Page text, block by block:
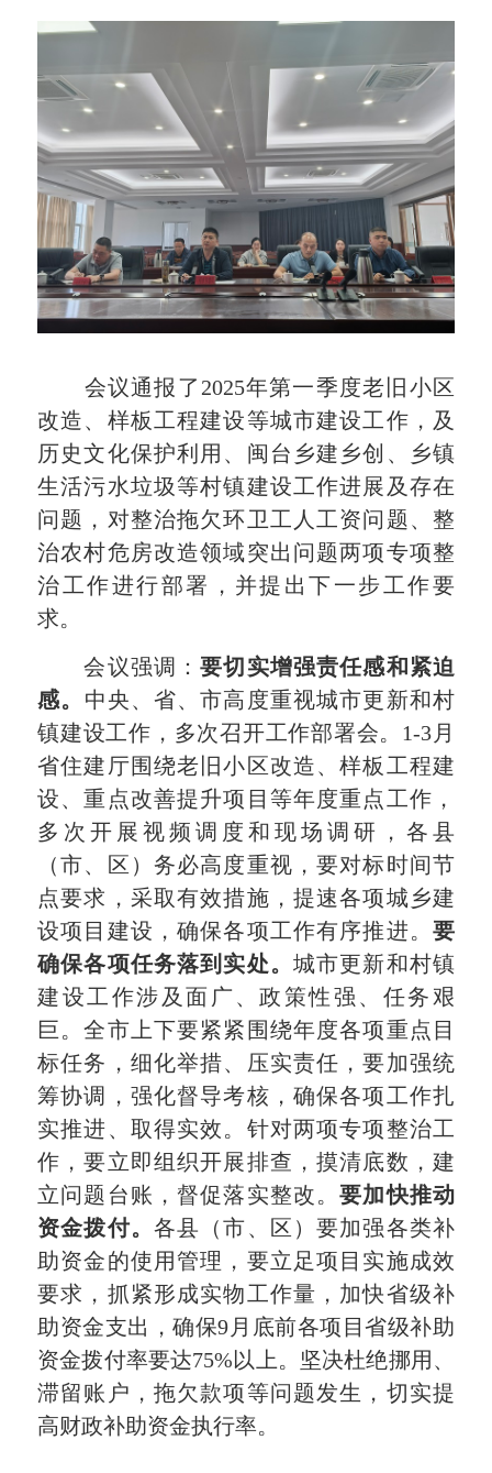
会议通报了2025年第一季度老旧小区
改造、样板工程建设等城市建设工作，及
历史文化保护利用、闽台乡建乡创、乡镇
生活污水垃圾等村镇建设工作进展及存在
问题，对整治拖欠环卫工人工资问题、整
治农村危房改造领域突出问题两项专项整
治工作进行部署，并提出下一步工作要
求。
会议强调：要切实增强责任感和紧迫
感。 中央、省、市高度重视城市更新和村
镇建设工作，多次召开工作部署会。1-3月
省住建厅围绕老旧小区改造、样板工程建
设、重点改善提升项目等年度重点工作，
多次开展视频调度和现场调研，各县
（市、区）务必高度重视，要对标时间节
点要求，采取有效措施，提速各项城乡建
设项目建设，确保各项工作有序推进。 要
确保各项任务落到实处。 城市更新和村镇
建设工作涉及面广、政策性强、任务艰
巨。全市上下要紧紧围绕年度各项重点目
标任务，细化举措、压实责任，要加强统
筹协调，强化督导考核，确保各项工作扎
实推进、取得实效。针对两项专项整治工
作，要立即组织开展排查，摸清底数，建
立问题台账，督促落实整改。要加快推动
资金拨付。 各县（市、区）要加强各类补
助资金的使用管理，要立足项目实施成效
要求，抓紧形成实物工作量，加快省级补
助资金支出，确保9月底前各项目省级补助
资金拨付率要达75%以上。坚决杜绝挪用、
滞留账户，拖欠款项等问题发生，切实提
高财政补助资金执行率。